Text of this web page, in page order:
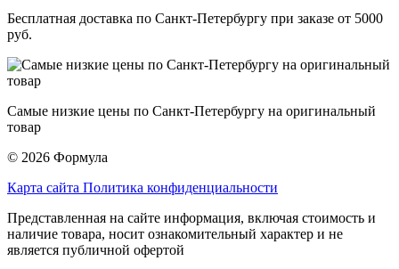
Бесплатная доставка по Санкт-Петербургу при заказе от 5000
руб.
Самые низкие цены по Санкт-Петербургу на оригинальный
товар
© 2026 Формула
Карта сайта Политика конфиденциальности
Представленная на сайте информация, включая стоимость и
наличие товара, носит ознакомительный характер и не
является публичной офертой